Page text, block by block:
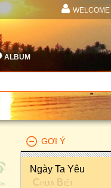
WELCOME
ALBUM
GỢI Ý
Ngày Ta Yêu
Chưa Biết